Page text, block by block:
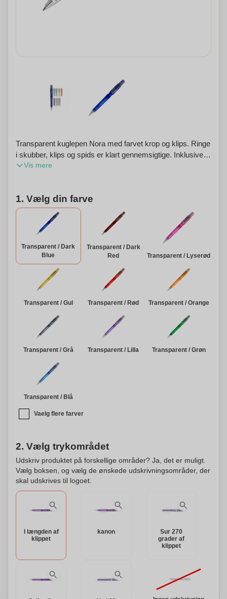
Transparent kuglepen Nora med farvet krop og klips. Ringe
i skubber, klips og spids er klart gennemsigtige. Inklusive
en Jumbo-refill med blå skriveblæk. Pennen har en
tilpasning tilgængelig.
Vis mere
1. Vælg din farve
Transparent / Dark
Blue
Transparent / Dark
Red
Transparent / Lyserød
Transparent / Gul Transparent / Rød Transparent / Orange
Transparent / Grå Transparent / Lilla Transparent / Grøn
Transparent / Blå
Vaelg flere farver
2. Vælg trykområdet
Udskriv produktet på forskellige områder? Ja, det er muligt.
Vælg boksen, og vælg de ønskede udskrivningsområder, der
skal udskrives til logoet.
I længden af
klippet
kanon
Sur 270
grader af
klippet